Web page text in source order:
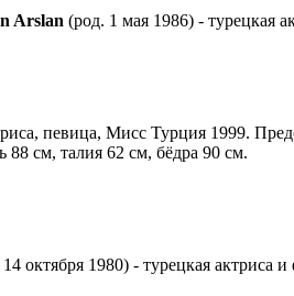
Arslan (род. 1 мая 1986) - турецкая
певица, Мисс Турция 1999.
88 см, талия 62 см, бёдра 90 см.
октября 1980) - турецкая актриса и